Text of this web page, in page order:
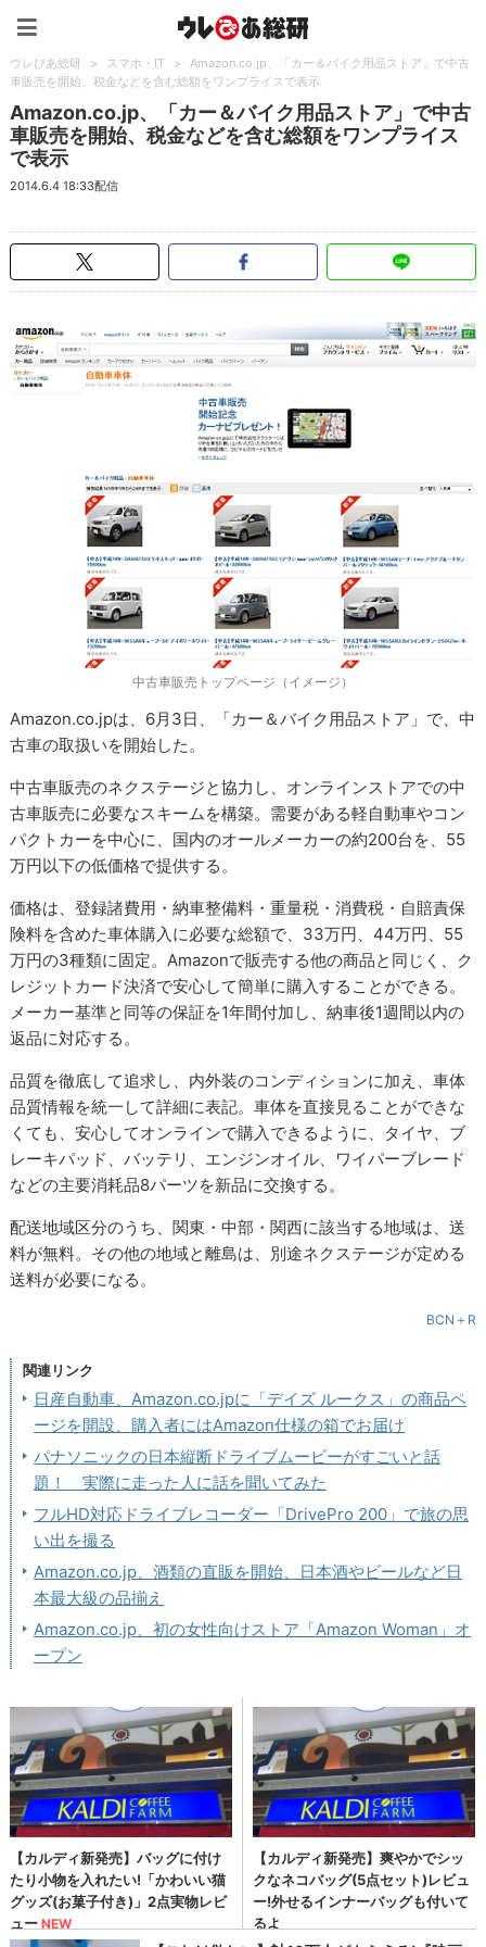
ウレぴあ総研 > スマホ・IT >
Amazon.co.jp、「カー＆バイク用品ストア」で中古
車販売を開始、税金などを含む総額をワンプライスで表示
Amazon.co.jp、「カー＆バイク用品ストア」で中古
車販売を開始、税金などを含む総額をワンプライス
で表示
2014.6.4 18:33配信
中古車販売トップページ（イメージ）
Amazon.co.jpは、6月3日、「カー＆バイク用品ストア」で、中
古車の取扱いを開始した。
中古車販売のネクステージと協力し、オンラインストアでの中
古車販売に必要なスキームを構築。需要がある軽自動車やコン
パクトカーを中心に、国内のオールメーカーの約200台を、55
万円以下の低価格で提供する。
価格は、登録諸費用・納車整備料・重量税・消費税・自賠責保
険料を含めた車体購入に必要な総額で、33万円、44万円、55
万円の3種類に固定。Amazonで販売する他の商品と同じく、ク
レジットカード決済で安心して簡単に購入することができる。
メーカー基準と同等の保証を1年間付加し、納車後1週間以内の
返品に対応する。
品質を徹底して追求し、内外装のコンディションに加え、車体
品質情報を統一して詳細に表記。車体を直接見ることができな
くても、安心してオンラインで購入できるように、タイヤ、ブ
レーキパッド、バッテリ、エンジンオイル、ワイパーブレード
などの主要消耗品8パーツを新品に交換する。
配送地域区分のうち、関東・中部・関西に該当する地域は、送
料が無料。その他の地域と離島は、別途ネクステージが定める
送料が必要になる。
BCN＋R
関連リンク
日産自動車、Amazon.co.jpに「デイズ ルークス」の商品ペ
ージを開設、購入者にはAmazon仕様の箱でお届け
パナソニックの日本縦断ドライブムービーがすごいと話
題！ 実際に走った人に話を聞いてみた
フルHD対応ドライブレコーダー「DrivePro 200」で旅の思
い出を撮る
Amazon.co.jp、酒類の直販を開始、日本酒やビールなど日
本最大級の品揃え
Amazon.co.jp、初の女性向けストア「Amazon Woman」オ
ープン